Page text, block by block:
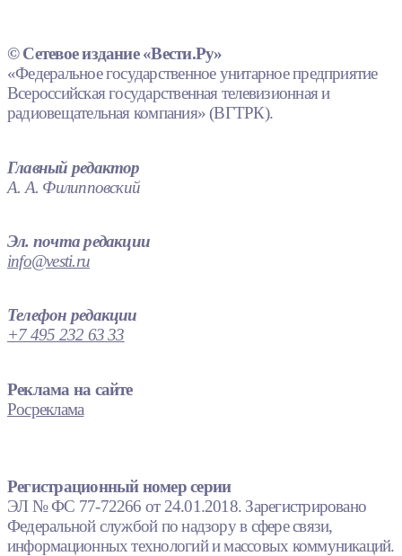
© Сетевое издание «Вести.Ру»
«Федеральное государственное унитарное предприятие
Всероссийская государственная телевизионная и
радиовещательная компания» (ВГТРК).
Главный редактор
А. А. Филипповский
Эл. почта редакции
info@vesti.ru
Телефон редакции
+7 495 232 63 33
Реклама на сайте
Росреклама
Регистрационный номер серии
ЭЛ № ФС 77-72266 от 24.01.2018. Зарегистрировано
Федеральной службой по надзору в сфере связи,
информационных технологий и массовых коммуникаций.